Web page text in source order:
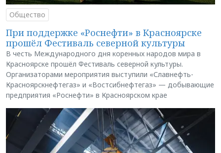
Общество
При поддержке «Роснефти» в Красноярске
прошёл Фестиваль северной культуры
В честь Международного дня коренных народов мира в
Красноярске прошёл Фестиваль северной культуры.
Организаторами мероприятия выступили «Славнефть-
Красноярскнефтегаз» и «Востсибнефтегаз» — добывающие
предприятия «Роснефти» в Красноярском крае